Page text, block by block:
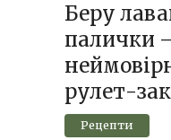
Беру
палички
рулет-
Рецепти